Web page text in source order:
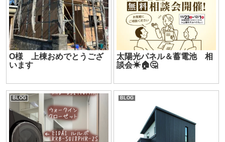
O様 上棟おめでとうござ
います
太陽光パネル＆蓄電池 相
談会☀🏠🤔
BLOG BLOG